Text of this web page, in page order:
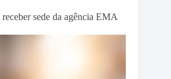
sede da agência EMA